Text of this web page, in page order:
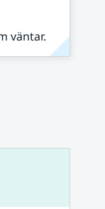
väntar.